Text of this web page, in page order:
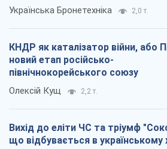
Українська Бронетехніка 2,0 т.
КНДР як каталізатор війни, або
новий етап російсько-
північнокорейського союзу
Олексій Кущ 2,2 т.
Вихід до еліти ЧС та тріумф
що відбувається в українському